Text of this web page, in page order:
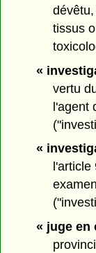
tissus
«
vertu
l'agent
«
« juge en